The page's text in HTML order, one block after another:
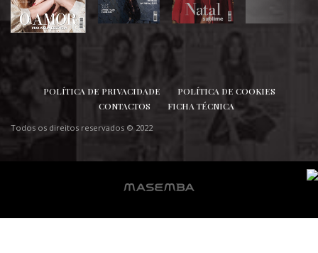
SIGA-NOS
POLÍTICA DE PRIVACIDADE
POLÍTICA DE COOKIES
CONTACTOS
FICHA TÉCNICA
Todos os direitos reservados © 2022